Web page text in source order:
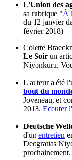
L'Union des
sa rubrique "À
du 12 janvier
février 2018)
Colette
Le Soir un
Niyonkuru.
L'auteur a été
bout du
Joveneau, et
2018. Ecouter
Deutsche
d'un entretien
Deogratias
prochainement.